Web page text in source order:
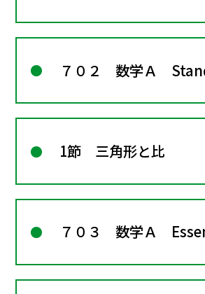
７０２ 数学Ａ
1節 三角形と比
７０３ 数学Ａ